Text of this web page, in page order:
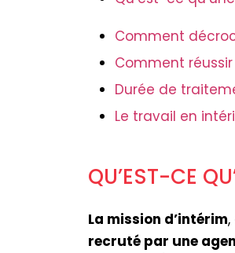
Comment
Comment
Durée de
Le travail en
QU’EST-CE
La mission d’intérim
recruté par une